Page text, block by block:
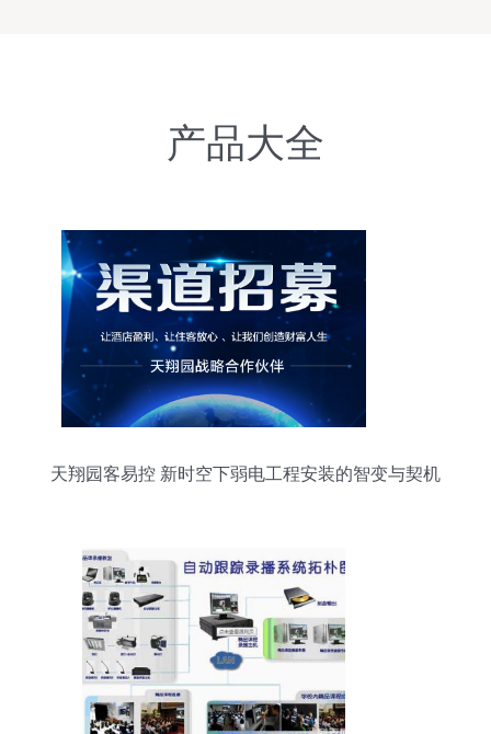
产品大全
天翔园客易控 新时空下弱电工程安装的智变与契机